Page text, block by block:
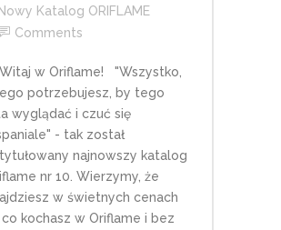
Nowy Katalog ORIFLAME
Comments
w Oriflame! "Wszystko,
potrzebujesz, by tego
wyglądać i czuć się
- tak został
najnowszy katalog
nr 10. Wierzymy, że
w świetnych cenach
kochasz w Oriflame i bez